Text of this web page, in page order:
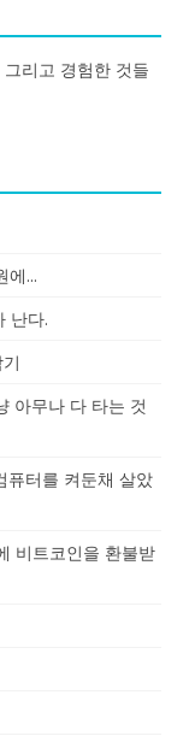
리고 경험한 것들
에...
난다.
아무나 다 타는 것
퓨터를 켜둔채 살았
비트코인을 환불받